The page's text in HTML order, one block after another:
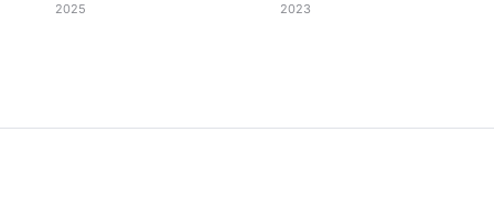
2025 2023